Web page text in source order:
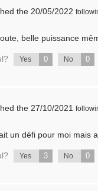
the 20/05/2022
belle puissance
Yes 0 No 0
the 27/10/2021
un défi pour moi mais
Yes 3 No 0